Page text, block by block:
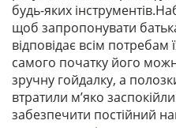
будь-яких
щоб запропонувати
відповідає всім
самого початку його
зручну гойдалку, а
втратили м’яко
забезпечити постійний